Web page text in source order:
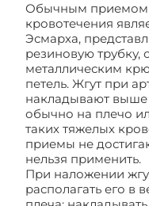
Обычным приемом
кровотечения
Эсмарха,
резиновую
металлическим
петель. Жгут при
накладывают выше
обычно на плечо
таких тяжелых
приемы не
нельзя применить.
При наложении
располагать его в